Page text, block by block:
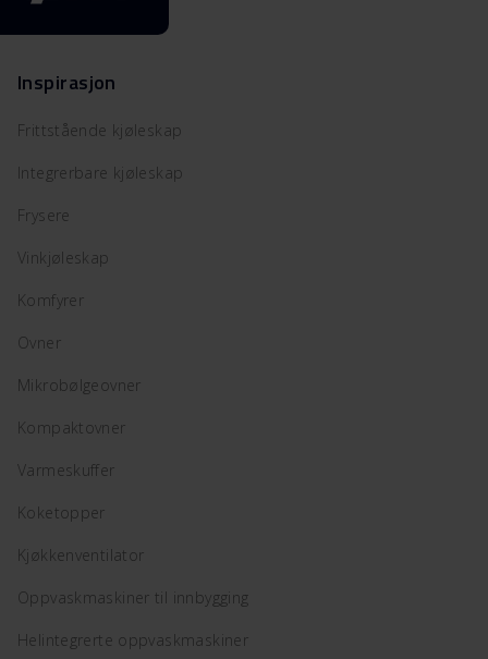
Inspirasjon
Frittstående kjøleskap
Integrerbare kjøleskap
Frysere
Vinkjøleskap
Komfyrer
Ovner
Mikrobølgeovner
Kompaktovner
Varmeskuffer
Koketopper
Kjøkkenventilator
Oppvaskmaskiner til innbygging
Helintegrerte oppvaskmaskiner